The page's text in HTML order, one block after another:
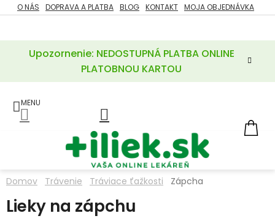
Prejsť
na
Upozornenie: NEDOSTUPNÁ PLATBA ONLINE
PLATOBNOU KARTOU
O NÁS DOPRAVA A PLATBA BLOG KONTAKT MOJA OBJEDNÁVKA
ZĽAVY
POTREBY
A
LIEKY
A
MINERÁLY
Domov Trávenie Tráviace ťažkosti Zápcha
Lieky na zápchu